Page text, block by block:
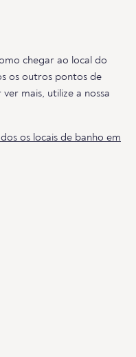
chegar ao local do
os outros pontos de
mais, utilize a nossa
os locais de banho em